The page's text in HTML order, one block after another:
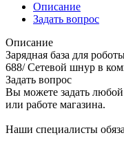
Описание
Задать вопрос
Описание
Зарядная база для
688/ Сетевой шнур в
Задать вопрос
Вы можете задать
или работе магазина.
Наши специалисты